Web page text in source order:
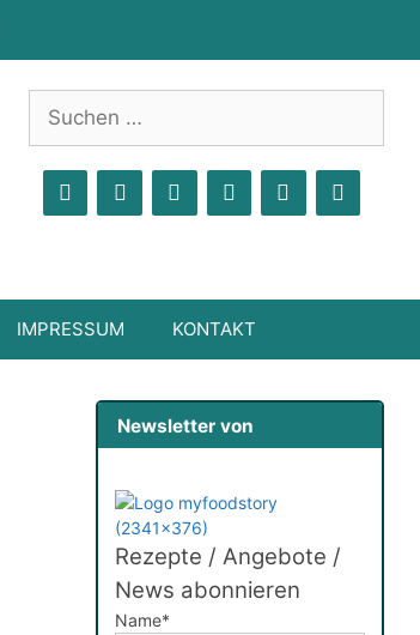
Suchen
nach:
IMPRESSUM KONTAKT
Newsletter von
Rezepte / Angebote /
News abonnieren
Name*